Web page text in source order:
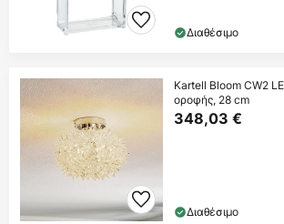
Διαθέσιμο
Kartell Bloom CW2
οροφής, 28 cm
348,03 €
Διαθέσιμο